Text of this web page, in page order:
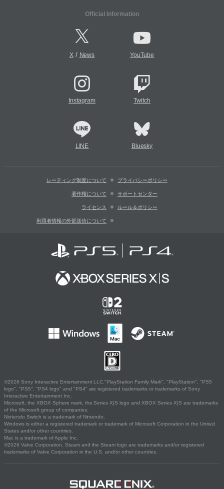
Official Information
X/ News YouTube
Instagram Twitch
LINE Bluesky
レーティング制度について プライバシーポリシー
著作権について サポートセンター
ライセンス ルール＆ポリシー
利用者情報の外部送信について
©2026 Sony Interactive Entertainment LLC."PlayStation Family Mark", "PlayStation", "PS5
logo", "PS5", "PS4 logo" and "PS4" are registered trademarks or trademarks of Sony
Interactive Entertainment Inc.
Microsoft, the XBOX Sphere mark, the Series X|S logo and XBOX Series X|S are trademarks
of the Microsoft group of companies.
Nintendo Switch is a trademark of Nintendo.
Windows is either a registered trademark or trademark of Microsoft Corporation in the United
States and/or other countries.
Mac is a trademark of Apple Inc.
©2026 Valve Corporation. Steam and the Steam logo are trademarks and/or registered
trademarks of Valve Corporation in the U.S. and/or other countries.